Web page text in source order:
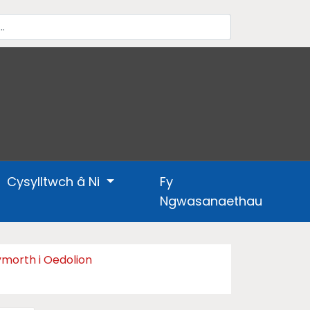
Cysylltwch â Ni
Fy
Ngwasanaethau
i Oedolion